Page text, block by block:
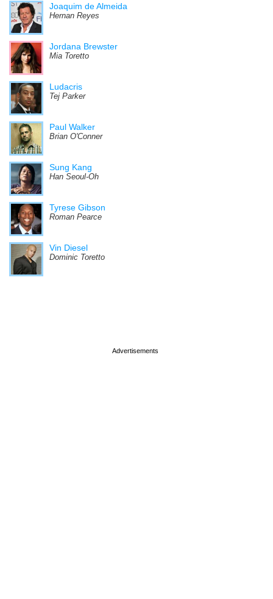
Joaquim de Almeida
Hernan Reyes
Jordana Brewster
Mia Toretto
Ludacris
Tej Parker
Paul Walker
Brian O'Conner
Sung Kang
Han Seoul-Oh
Tyrese Gibson
Roman Pearce
Vin Diesel
Dominic Toretto